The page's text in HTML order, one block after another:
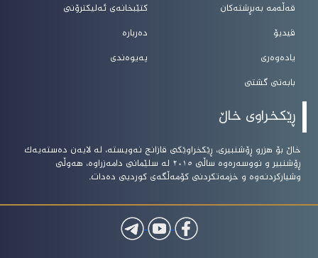
قەڵەمە بەبڕشتەکان
ڤیدیۆ
یادەوەری
بابەتی گشتی
کتێبخانەی ئەلیکترۆنی
دەربارە
پەیوەندی
ڕێکخراوی خاڵ
خاڵ بۆ هزرو ڕۆشنبیرى، ڕێکخراوێکى قازانج نەویستە، لە لایەن دەستەیەک
ڕۆشنبیر و نووسەرەوە ساڵى ٢٠١٥ لە سلێمانى دامەزراوە، هەوڵى
وشیارکردنەوە و خزمەتکردنى کۆمەڵگەى کوردیى دەدات.